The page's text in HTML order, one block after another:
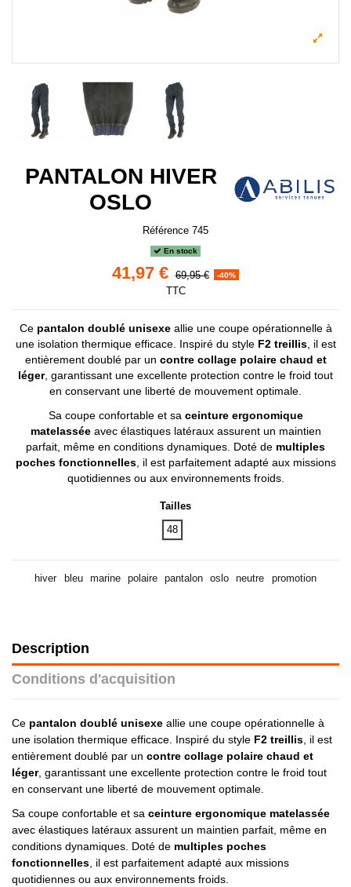
PANTALON HIVER
OSLO
Référence 745
En stock
41,97 € 69,95 € -40%
TTC
Ce pantalon doublé unisexeallie une coupe opérationnelle à
une isolation thermique efficace. Inspiré du style F2 treillis, il est
entièrement doublé par un contre collage polaire chaud et
léger, garantissant une excellente protection contre le froid tout
en conservant une liberté de mouvement optimale.
Sa coupe confortable et sa ceinture ergonomique
matelasséeavec élastiques latéraux assurent un maintien
parfait, même en conditions dynamiques. Doté de multiples
poches fonctionnelles, il est parfaitement adapté aux missions
quotidiennes ou aux environnements froids.
Tailles
48
hiver bleu marine polaire pantalon oslo neutre promotion
Description
Conditions d'acquisition
Ce pantalon doublé unisexe allie une coupe opérationnelle à
une isolation thermique efficace. Inspiré du style F2 treillis , il est
entièrement doublé par un contre collage polaire chaud et
léger, garantissant une excellente protection contre le froid tout
en conservant une liberté de mouvement optimale.
Sa coupe confortable et sa ceinture ergonomique matelassée
avec élastiques latéraux assurent un maintien parfait, même en
conditions dynamiques. Doté de multiples poches
fonctionnelles, il est parfaitement adapté aux missions
quotidiennes ou aux environnements froids.